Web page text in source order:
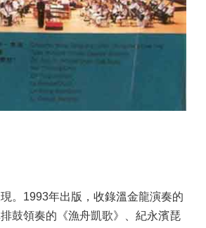
。1993年出版，收錄溫金龍演奏的
排鼓領奏的《漁舟凱歌》、紀永濱琵